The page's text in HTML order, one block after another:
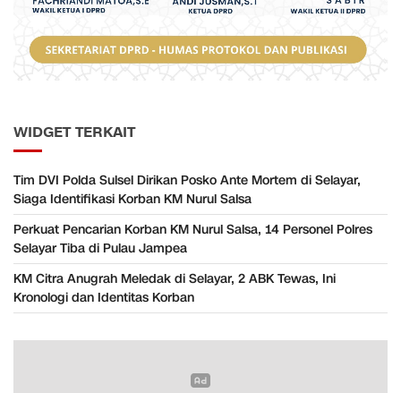
WIDGET TERKAIT
Tim DVI Polda Sulsel Dirikan Posko Ante Mortem di Selayar,
Siaga Identifikasi Korban KM Nurul Salsa
Perkuat Pencarian Korban KM Nurul Salsa, 14 Personel Polres
Selayar Tiba di Pulau Jampea
KM Citra Anugrah Meledak di Selayar, 2 ABK Tewas, Ini
Kronologi dan Identitas Korban